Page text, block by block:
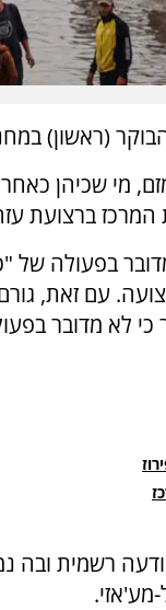
(ראשון)
מי שכיהן
ברצועת
בפעולה של
עם זאת, גורם
כי לא מדובר
רשמית ובה